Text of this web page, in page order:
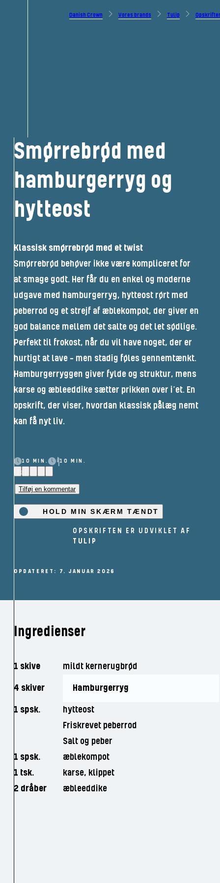
Danish Crown Vores brands Tulip
Smørrebrød med
hamburgerryg og
hytteost
Klassisk smørrebrød med et twist
Smørrebrød behøver ikke være kompliceret for
at smage godt. Her får du en enkel og moderne
udgave med hamburgerryg, hytteost rørt med
peberrod og et strejf af æblekompot, der giver en
god balance mellem det salte og det let sødlige.
Perfekt til frokost, når du vil have noget, der er
hurtigt at lave – men stadig føles gennemtænkt.
Hamburgerryggen giver fylde og struktur, mens
karse og æbleeddike sætter prikken over i’et. En
opskrift, der viser, hvordan klassisk pålæg nemt
kan få nyt liv.
10 MIN.
10 MIN.
(2)
Tilføj en kommentar
HOLD MIN SKÆRM TÆNDT
OPSKRIFTEN ER UDVIKLET AF
TULIP
OPDATERET: 7. JANUAR 2026
Ingredienser
1 skive
mildt kernerugbrød
4 skiver
Hamburgerryg
1 spsk.
hytteost
Friskrevet peberrod
Salt og peber
1 spsk.
æblekompot
1 tsk.
karse, klippet
2 dråber
æbleeddike